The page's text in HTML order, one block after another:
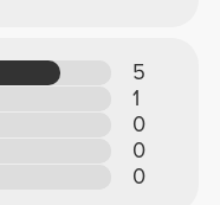
5
1
0
0
0